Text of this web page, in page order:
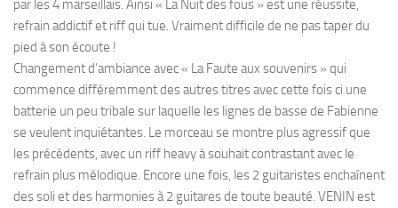
par les 4 marseillais. Ainsi « La Nuit des fous » est une réussite,
refrain addictif et riff qui tue. Vraiment difficile de ne pas taper du
pied à son écoute !
Changement d’ambiance avec « La Faute aux souvenirs » qui
commence différemment des autres titres avec cette fois ci une
batterie un peu tribale sur laquelle les lignes de basse de Fabienne
se veulent inquiétantes. Le morceau se montre plus agressif que
les précédents, avec un riff heavy à souhait contrastant avec le
refrain plus mélodique. Encore une fois, les 2 guitaristes enchaînent
des soli et des harmonies à 2 guitares de toute beauté. VENIN est